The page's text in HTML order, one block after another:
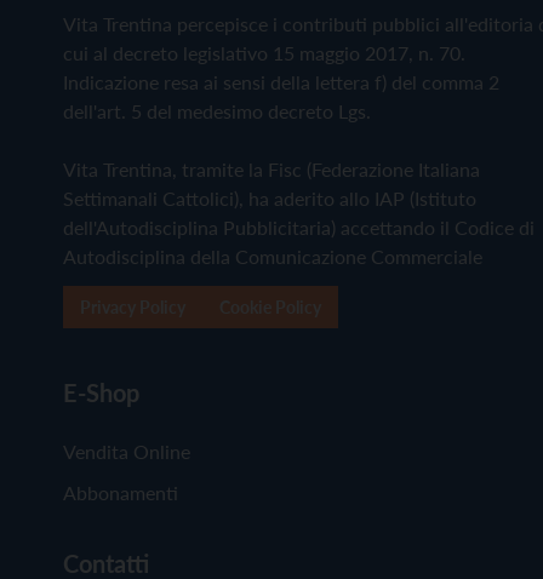
Vita Trentina percepisce i contributi pubblici all'editoria
cui al decreto legislativo 15 maggio 2017, n. 70.
Indicazione resa ai sensi della lettera f) del comma 2
dell'art. 5 del medesimo decreto Lgs.
Vita Trentina, tramite la Fisc (Federazione Italiana
Settimanali Cattolici), ha aderito allo IAP (Istituto
dell'Autodisciplina Pubblicitaria) accettando il Codice di
Autodisciplina della Comunicazione Commerciale
E-Shop
Vendita Online
Abbonamenti
Contatti